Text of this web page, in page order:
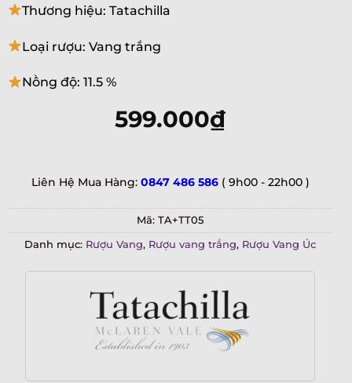
customer
Thương hiệu: Tatachilla
Loại rượu: Vang trắng
Nồng độ: 11.5 %
599.000₫
Liên Hệ Mua Hàng: 0847 486 586 ( 9h00 - 22h00 )
Mã: TA+TT05
Danh mục: Rượu Vang, Rượu vang trắng, Rượu Vang Úc